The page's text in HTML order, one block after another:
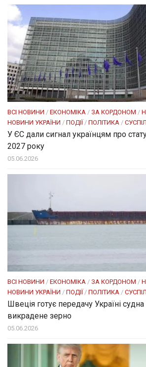
ВСІ НОВИНИ / ЕКОНОМІКА / ЗА КОРДОНОМ /
НОВИНИ УКРАЇНИ / ПОДІЇ / ПОЛІТИКА /
У ЄС дали сигнал українцям про
2027 року
05.06.2026
ВСІ НОВИНИ / ЕКОНОМІКА / ЗА КОРДОНОМ /
НОВИНИ УКРАЇНИ / ПОДІЇ / ПОЛІТИКА /
Швеція готує передачу Україні
викрадене зерно
05.06.2026